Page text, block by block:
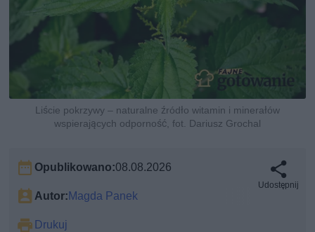
Liście pokrzywy – naturalne źródło witamin i minerałów
wspierających odporność, fot. Dariusz Grochal
Opublikowano:08.08.2026
Autor:Magda Panek
Drukuj
Udostępnij